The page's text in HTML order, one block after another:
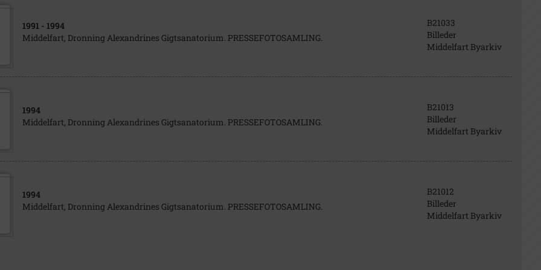
1991 - 1994
Middelfart, Dronning Alexandrines Gigtsanatorium. PRESSEFOTOSAMLING.
B21033
Billeder
Middelfart Byarkiv
1994
Middelfart, Dronning Alexandrines Gigtsanatorium. PRESSEFOTOSAMLING.
B21013
Billeder
Middelfart Byarkiv
1994
Middelfart, Dronning Alexandrines Gigtsanatorium. PRESSEFOTOSAMLING.
B21012
Billeder
Middelfart Byarkiv